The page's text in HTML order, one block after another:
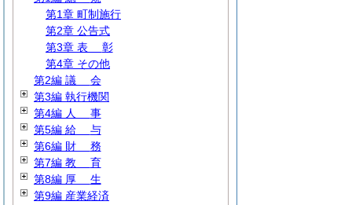
第1章 町制施行
第2章 公告式
第3章 表 彰
第4章 その他
第2編 議 会
第3編 執行機関
第4編 人 事
第5編 給 与
第6編 財 務
第7編 教 育
第8編 厚 生
第9編 産業経済